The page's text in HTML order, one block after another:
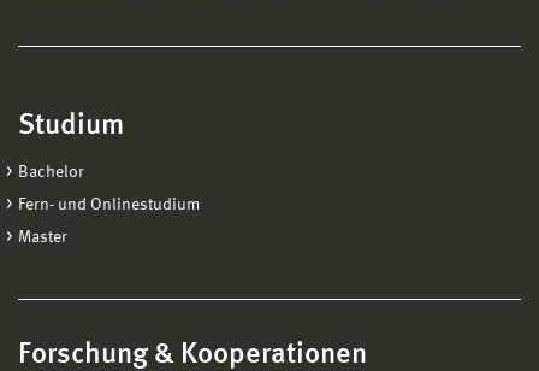
Studium
Bachelor
Fern- und Onlinestudium
Master
Forschung & Kooperationen